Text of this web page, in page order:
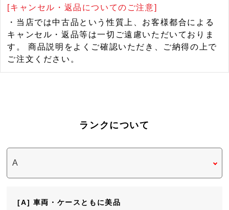
[キャンセル・返品についてのご注意]
・当店では中古品という性質上、お客様都合による
キャンセル・返品等は一切ご遠慮いただいておりま
す。 商品説明をよくご確認いただき、ご納得の上で
ご注文ください。
ランクについて
[A] 車両・ケースともに美品